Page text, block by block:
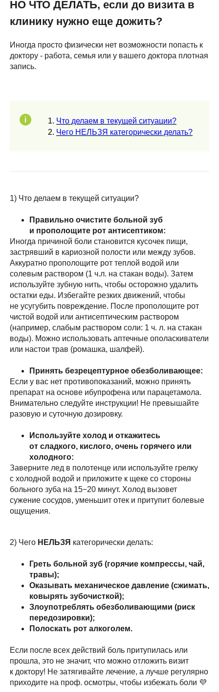
НО ЧТО ДЕЛАТЬ, если до визита в
клинику нужно еще дожить?
Иногда просто физически нет возможности попасть к
доктору - работа, семья или у вашего доктора плотная
запись.
Что делаем в текущей ситуации?
Чего НЕЛЬЗЯ категорически делать?
1) Что делаем в текущей ситуации?
Правильно очистите больной зуб
и прополощите рот антисептиком:
Иногда причиной боли становится кусочек пищи,
застрявший в кариозной полости или между зубов.
Аккуратно прополощите рот теплой водой или
солевым раствором (1 ч.л. на стакан воды). Затем
используйте зубную нить, чтобы осторожно удалить
остатки еды. Избегайте резких движений, чтобы
не усугубить повреждение. После прополощите рот
чистой водой или антисептическим раствором
(например, слабым раствором соли: 1 ч. л. на стакан
воды). Можно использовать аптечные ополаскиватели
или настои трав (ромашка, шалфей).
Принять безрецептурное обезболивающее:
Если у вас нет противопоказаний, можно принять
препарат на основе ибупрофена или парацетамола.
Внимательно следуйте инструкции! Не превышайте
разовую и суточную дозировку.
Используйте холод и откажитесь
от сладкого, кислого, очень горячего или
холодного:
Заверните лед в полотенце или используйте грелку
с холодной водой и приложите к щеке со стороны
больного зуба на 15−20 минут. Холод вызовет
сужение сосудов, уменьшит отек и притупит болевые
ощущения.
2) Чего НЕЛЬЗЯ категорически делать:
Греть больной зуб (горячие компрессы, чай,
травы);
Оказывать механическое давление (сжимать,
ковырять зубочисткой);
Злоупотреблять обезболивающими (риск
передозировки);
Полоскать рот алкоголем.
Если после всех действий боль притупилась или
прошла, это не значит, что можно отложить визит
к доктору! Не затягивайте лечение, а лучше регулярно
приходите на проф. осмотры, чтобы избежать боли 💜